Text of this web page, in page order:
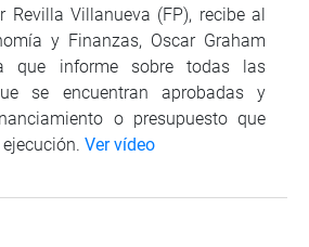
Revilla Villanueva (FP), recibe al
y Finanzas, Oscar Graham
que informe sobre todas las
se encuentran aprobadas y
o presupuesto que
Ver vídeo